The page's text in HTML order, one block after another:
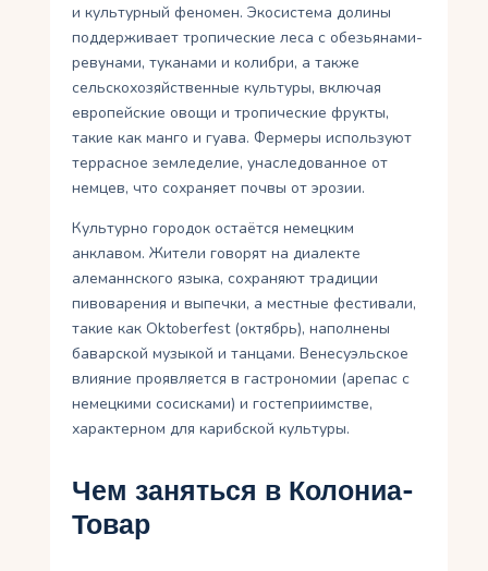
и культурный феномен. Экосистема долины
поддерживает тропические леса с обезьянами-
ревунами, туканами и колибри, а также
сельскохозяйственные культуры, включая
европейские овощи и тропические фрукты,
такие как манго и гуава. Фермеры используют
террасное земледелие, унаследованное от
немцев, что сохраняет почвы от эрозии.
Культурно городок остаётся немецким
анклавом. Жители говорят на диалекте
алеманнского языка, сохраняют традиции
пивоварения и выпечки, а местные фестивали,
такие как Oktoberfest (октябрь), наполнены
баварской музыкой и танцами. Венесуэльское
влияние проявляется в гастрономии (арепас с
немецкими сосисками) и гостеприимстве,
характерном для карибской культуры.
Чем заняться в Колониа-
Товар